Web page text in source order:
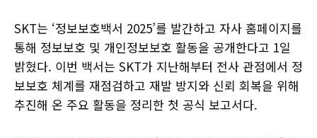
SKT는 ‘정보보호백서 2025’를 발간하고 자사 홈페이지를
통해 정보보호 및 개인정보보호 활동을 공개한다고 1일
밝혔다. 이번 백서는 SKT가 지난해부터 전사 관점에서 정
보보호 체계를 재점검하고 재발 방지와 신뢰 회복을 위해
추진해 온 주요 활동을 정리한 첫 공식 보고서다.